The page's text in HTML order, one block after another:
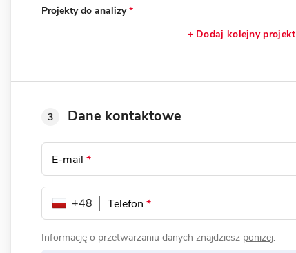
Projekty do analizy *
+ Dodaj kolejny projekt
3 Dane kontaktowe
E-mail *
Telefon *
+48
Informację o przetwarzaniu danych znajdziesz poniżej.